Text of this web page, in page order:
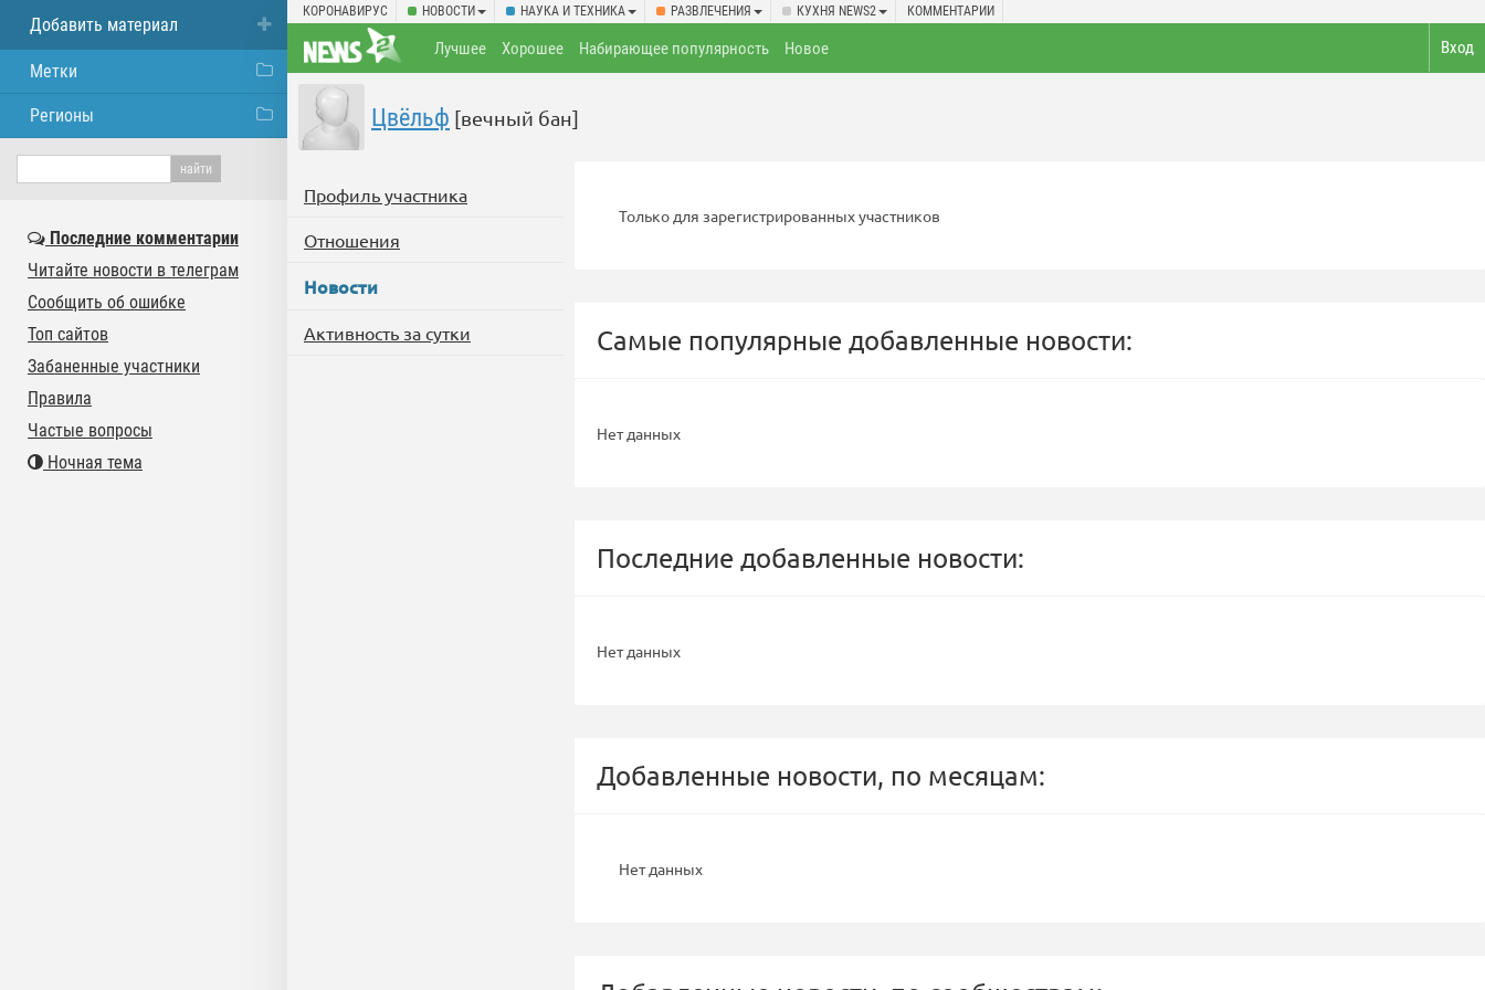
КОРОНАВИРУС НОВОСТИ НАУКА И ТЕХНИКА РАЗВЛЕЧЕНИЯ КУХНЯ NEWS2 КОММЕНТАРИИ
Вход
Лучшее Хорошее Набирающее популярность Новое
Цвёльф [вечный бан]
Профиль участника
Отношения
Новости
Активность за сутки
Только для зарегистрированных участников
Самые популярные добавленные новости:
Нет данных
Последние добавленные новости:
Нет данных
Добавленные новости, по месяцам:
Нет данных
Добавить материал
Метки
Регионы
Последние комментарии
Читайте новости в телеграм
Сообщить об ошибке
Топ сайтов
Забаненные участники
Правила
Частые вопросы
Ночная тема